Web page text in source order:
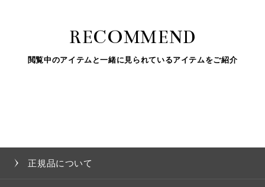
RECOMMEND
閲覧中のアイテムと一緒に見られているアイテムをご紹介
正規品について